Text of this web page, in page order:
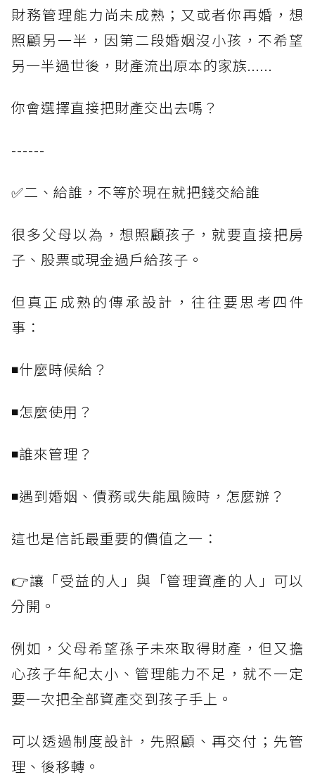
財務管理能力尚未成熟；又或者你再婚，想
照顧另一半，因第二段婚姻沒小孩，不希望
另一半過世後，財產流出原本的家族......
你會選擇直接把財產交出去嗎？
------
✅二、給誰，不等於現在就把錢交給誰
很多父母以為，想照顧孩子，就要直接把房
子、股票或現金過戶給孩子。
但真正成熟的傳承設計，往往要思考四件
事：
◾什麼時候給？
◾怎麼使用？
◾誰來管理？
◾遇到婚姻、債務或失能風險時，怎麼辦？
這也是信託最重要的價值之一：
👉讓「受益的人」與「管理資產的人」可以
分開。
例如，父母希望孫子未來取得財產，但又擔
心孩子年紀太小、管理能力不足，就不一定
要一次把全部資產交到孩子手上。
可以透過制度設計，先照顧、再交付；先管
理、後移轉。